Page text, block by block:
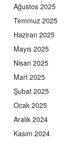
Ağustos 2025
Temmuz 2025
Haziran 2025
Mayıs 2025
Nisan 2025
Mart 2025
Şubat 2025
Ocak 2025
Aralık 2024
Kasım 2024